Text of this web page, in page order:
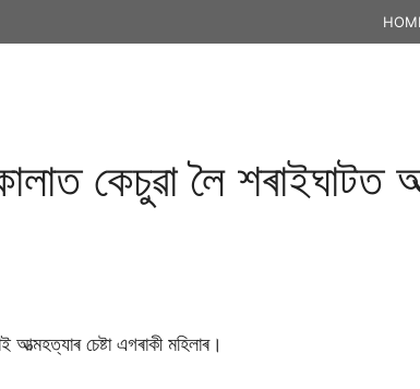
কেচুৱা লৈ শৰাইঘাটত
চেষ্টা এগৰাকী মহিলাৰ।